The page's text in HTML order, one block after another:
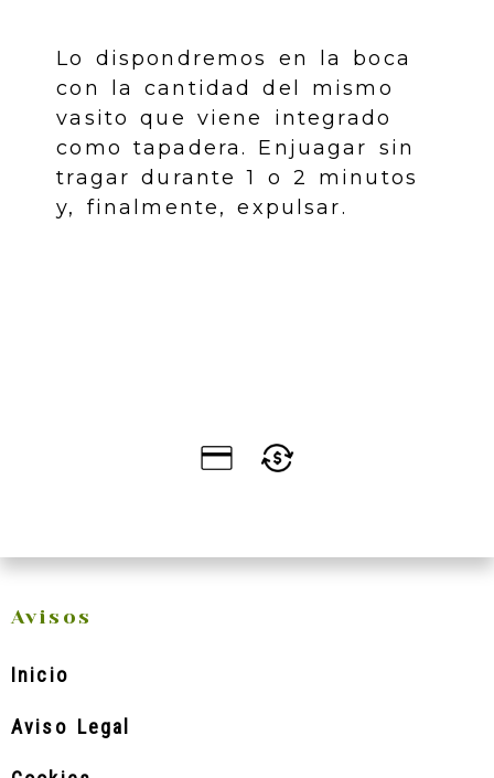
Lo dispondremos en la boca
con la cantidad del mismo
vasito que viene integrado
como tapadera. Enjuagar sin
tragar durante 1 o 2 minutos
y, finalmente, expulsar.
Avisos
Inicio
Aviso Legal